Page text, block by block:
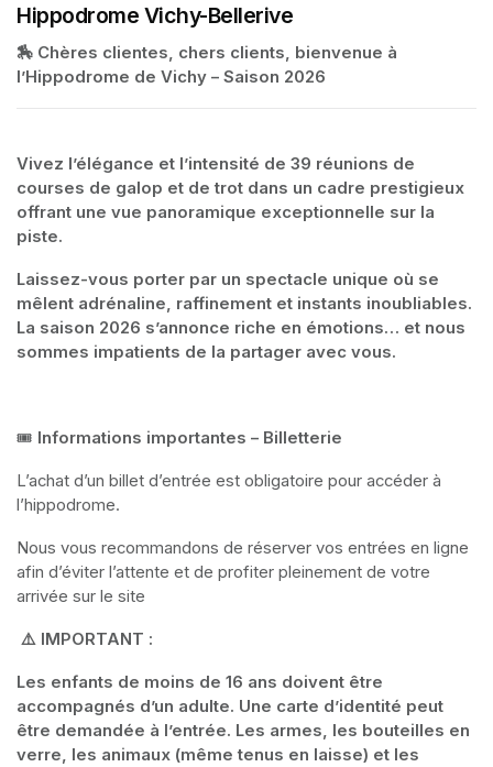
Hippodrome Vichy-Bellerive
🏇 Chères clientes, chers clients, bienvenue à
l’Hippodrome de Vichy – Saison 2026
Vivez l’élégance et l’intensité de 39 réunions de
courses de galop et de trot dans un cadre prestigieux
offrant une vue panoramique exceptionnelle sur la
piste.
Laissez-vous porter par un spectacle unique où se
mêlent adrénaline, raffinement et instants inoubliables.
La saison 2026 s’annonce riche en émotions… et nous
sommes impatients de la partager avec vous.
🎟️ Informations importantes – Billetterie
L’achat d’un billet d’entrée est obligatoire pour accéder à
l’hippodrome.
Nous vous recommandons de réserver vos entrées en ligne
afin d’éviter l’attente et de profiter pleinement de votre
arrivée sur le site
⚠️ IMPORTANT :
Les enfants de moins de 16 ans doivent être
accompagnés d’un adulte. Une carte d’identité peut
être demandée à l’entrée. Les armes, les bouteilles en
verre, les animaux (même tenus en laisse) et les